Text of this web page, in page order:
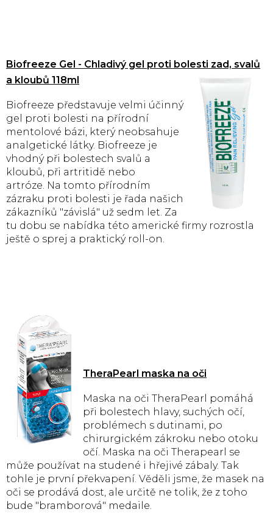
Biofreeze Gel - Chladivý gel proti bolesti zad, svalů
a kloubů 118ml
Biofreeze představuje velmi účinný
gel proti bolesti na přírodní
mentolové bázi, který neobsahuje
analgetické látky. Biofreeze je
vhodný při bolestech svalů a
kloubů, při artritidě nebo
artróze. Na tomto přírodním
zázraku proti bolesti je řada našich
zákazníků "závislá" už sedm let. Za
tu dobu se nabídka této americké firmy rozrostla
ještě o sprej a praktický roll-on.
TheraPearl maska na oči
Maska na oči TheraPearl pomáhá
při bolestech hlavy, suchých očí,
problémech s dutinami, po
chirurgickém zákroku nebo otoku
očí. Maska na oči Therapearl se
může používat na studené i hřejivé zábaly. Tak
tohle je první překvapení. Věděli jsme, že masek na
oči se prodává dost, ale určitě ne tolik, že z toho
bude "bramborová" medaile.